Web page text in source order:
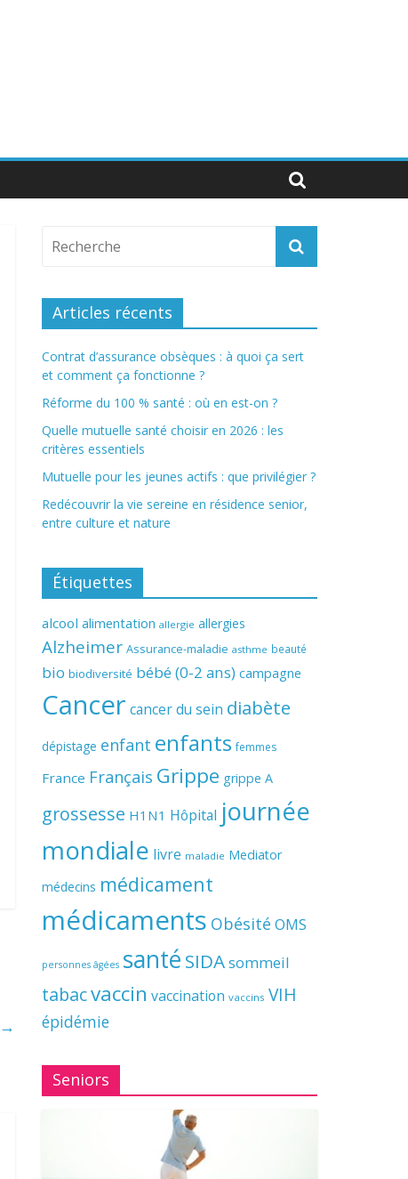
→
Articles récents
Contrat d’assurance obsèques : à quoi ça sert
et comment ça fonctionne ?
Réforme du 100 % santé : où en est-on ?
Quelle mutuelle santé choisir en 2026 : les
critères essentiels
Mutuelle pour les jeunes actifs : que privilégier ?
Redécouvrir la vie sereine en résidence senior,
entre culture et nature
Étiquettes
alcool alimentation allergie allergies
Alzheimer Assurance-maladie asthme beauté
bio biodiversité bébé (0-2 ans) campagne
Cancer cancer du sein diabète
dépistage enfant enfants femmes
France Français Grippe grippe A
grossesse H1N1 Hôpital journée
mondiale livre maladie Mediator
médecins médicament
médicaments Obésité OMS
personnes âgées santé SIDAsommeil
tabacvaccin vaccination vaccins VIH
épidémie
Seniors